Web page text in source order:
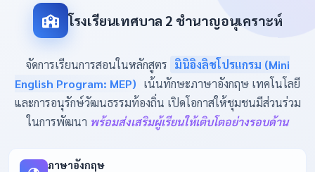
โรงเรียนเทศบาล 2 ชำนาญอนุเคราะห์
จัดการเรียนการสอนในหลักสูตร มินิอิงลิชโปรแกรม (Mini
English Program: MEP) เน้นทักษะภาษาอังกฤษ เทคโนโลยี
และการอนุรักษ์วัฒนธรรมท้องถิ่น เปิดโอกาสให้ชุมชนมีส่วนร่วม
ในการพัฒนา พร้อมส่งเสริมผู้เรียนให้เติบโตอย่างรอบด้าน
ภาษาอังกฤษ